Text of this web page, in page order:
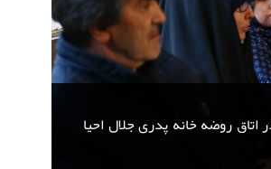
روضه خانه پدری جلال احیا